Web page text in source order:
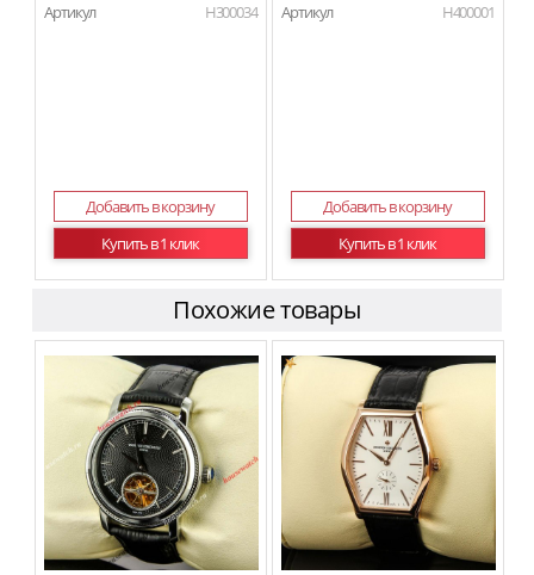
Артикул H300034
Добавить в корзину
Купить в 1 клик
Артикул H400001
Добавить в корзину
Купить в 1 клик
Похожие товары